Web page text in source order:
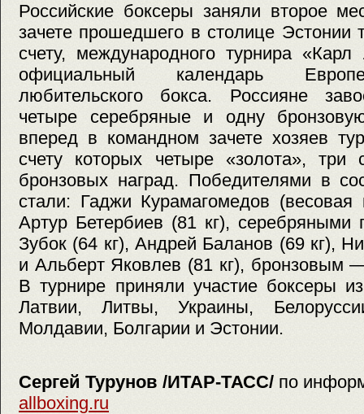
Российские боксеры заняли второе
зачете прошедшего в столице Эстонии
счету, международного турнира
официальный календарь
любительского бокса. Россияне
четыре серебряные и одну
вперед в командном зачете хозяев
счету которых четыре «золота», три
бронзовых наград. Победителями в
стали: Гаджи Курамагомедов (весовая
Артур Бетербиев (81 кг),
Зубок (64 кг), Андрей Баланов (69 кг),
и Альберт Яковлев (81 кг), бронзовым
В турнире приняли участие боксеры
Латвии, Литвы, Украины,
Молдавии, Болгарии и Эстонии.
Сергей Турунов /ИТАР-ТАСС/ по
allboxing.ru